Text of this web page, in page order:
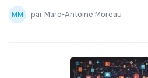
par Marc-Antoine Moreau